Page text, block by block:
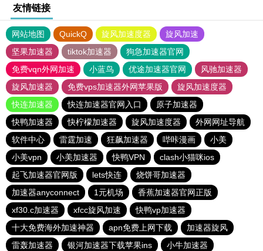
友情链接
网站地图 QuickQ 旋风加速度器
旋风加速
坚果加速器
tiktok加速器
狗急加速器官网
免费vqn外网加速
小蓝鸟 优途加速器官网
风驰加速器
旋风加速器
免费vps加速器外网苹果版
旋风加速度器
快连加速器
快连加速器官网入口
原子加速器
快鸭加速器
快柠檬加速器 旋风加速度器
外网网址导航
软件中心
雷霆加速 狂飙加速器 哔咔漫画
小美
小美vpn
小美加速器 快鸭VPN
clash小猫咪ios
起飞加速器官网版
lets快连
烧饼哥加速器
加速器anyconnect
1元机场
香蕉加速器官网正版
xf30.c加速器
xfcc旋风加速
快鸭vp加速器
十大免费海外加速神器
apn免费上网下载
加速器旋风
雷轰加速器
银河加速器下载苹果ins
小牛加速器